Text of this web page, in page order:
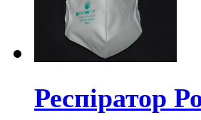
Респіратор